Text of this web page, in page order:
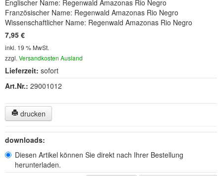
CD-ROM-MP3/DVD-ROM-MP3(12)
DVD-Videos
Spezial, Buch(28)
Engl./Franz. Produkte(33)
Soundarchiv
Englischer Name: Regenwald Amazonas Rio Negro
Französischer Name: Regenwald Amazonas Rio Negro
Wissenschaftlicher Name: Regenwald Amazonas Rio Negro
7,95 €
inkl. 19 % MwSt.
zzgl. Versandkosten Ausland
Lieferzeit: sofort
Art.Nr.: 29001012
drucken
downloads:
Diesen Artikel können Sie direkt nach Ihrer Bestellung
herunterladen.